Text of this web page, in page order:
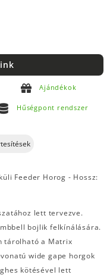
Ajándékok
Hűségpont rendszer
Feeder Horog - Hossz:
lett tervezve.
bojlik felkínálására.
tárolható a Matrix
wide gape horgok
kötésével lett